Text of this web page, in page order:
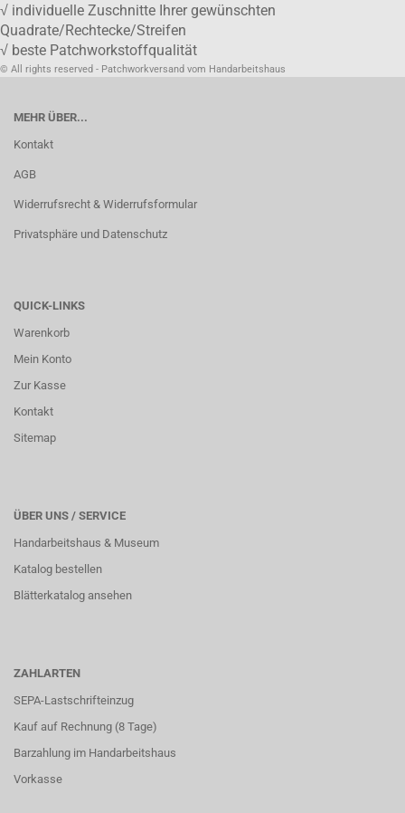
√ individuelle Zuschnitte Ihrer gewünschten
Quadrate/Rechtecke/Streifen
√ beste Patchworkstoffqualität
© All rights reserved - Patchworkversand vom Handarbeitshaus
MEHR ÜBER...
Kontakt
AGB
Widerrufsrecht & Widerrufsformular
Privatsphäre und Datenschutz
QUICK-LINKS
Warenkorb
Mein Konto
Zur Kasse
Kontakt
Sitemap
ÜBER UNS / SERVICE
Handarbeitshaus & Museum
Katalog bestellen
Blätterkatalog ansehen
ZAHLARTEN
SEPA-Lastschrifteinzug
Kauf auf Rechnung (8 Tage)
Barzahlung im Handarbeitshaus
Vorkasse